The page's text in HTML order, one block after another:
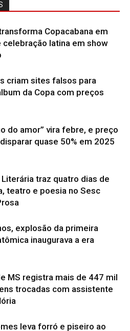
Copacabana em
celebração latina em show
criam sites falsos para
da Copa com preços
do amor” vira febre, e preço
quase 50% em 2025
traz quatro dias de
teatro e poesia no Sesc
explosão da primeira
inaugurava a era
MS registra mais de 447 mil
trocadas com assistente
leva forró e piseiro ao